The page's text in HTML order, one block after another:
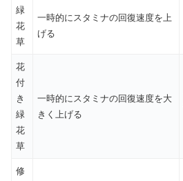
緑
花
草
一時的にスタミナの回復速度を上
げる
花
付
き
緑
花
草
一時的にスタミナの回復速度を大
きく上げる
修